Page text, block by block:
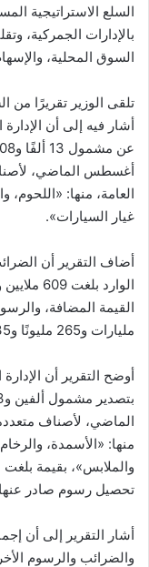
السلع الاستراتيجية
بالإدارات الجمركية،
السوق المحلية،
تلقى الوزير تقريرًا
أشار فيه إلى أن
أغسطس الماضي، لأصناف
العامة، منها: «اللحوم،
غيار السيارات».
أضاف التقرير أن
مليارات و265 مليونًا و635 ألف جنيه.
أوضح التقرير أن
الماضي، لأصناف متعددة
منها: «الأسمدة،
تحصيل رسوم صادر عنها بقيمة 128
أشار التقرير إلى أن
والضرائب والرسوم